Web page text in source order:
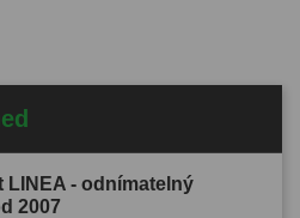
LINEA - odnímatelný
2007